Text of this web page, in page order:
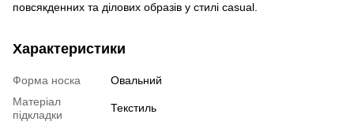
повсякденних та ділових образів у стилі casual.
Характеристики
Форма носка
Овальний
Матеріал
підкладки
Текстиль